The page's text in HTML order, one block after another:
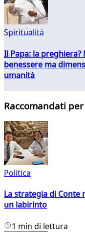
Spiritualità
Il Papa: la preghiera?
benessere ma
umanità
Raccomandati
Politica
La strategia di Conte
un labirinto
1 min di lettura